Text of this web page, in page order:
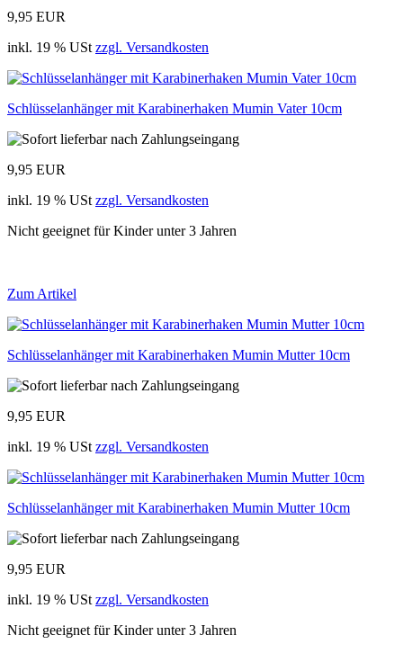
9,95 EUR
inkl. 19 % USt zzgl. Versandkosten
Schlüsselanhänger mit Karabinerhaken Mumin Vater 10cm
9,95 EUR
inkl. 19 % USt zzgl. Versandkosten
Nicht geeignet für Kinder unter 3 Jahren
Zum Artikel
Schlüsselanhänger mit Karabinerhaken Mumin Mutter 10cm
9,95 EUR
inkl. 19 % USt zzgl. Versandkosten
Schlüsselanhänger mit Karabinerhaken Mumin Mutter 10cm
9,95 EUR
inkl. 19 % USt zzgl. Versandkosten
Nicht geeignet für Kinder unter 3 Jahren